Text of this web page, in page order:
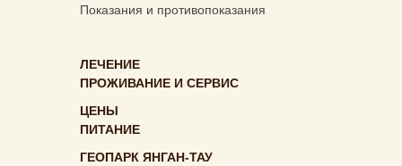
Показания и противопоказания
ЛЕЧЕНИЕ
ПРОЖИВАНИЕ И СЕРВИС
ЦЕНЫ
ПИТАНИЕ
ГЕОПАРК ЯНГАН-ТАУ